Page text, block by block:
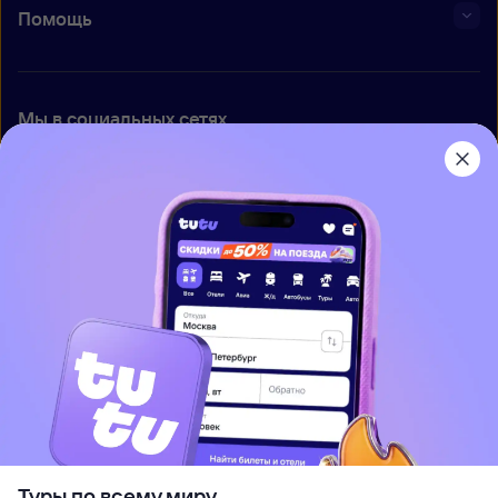
Помощь
Мы в социальных сетях
Приложение Туту
Вакансии
Контакты
Правовая информация